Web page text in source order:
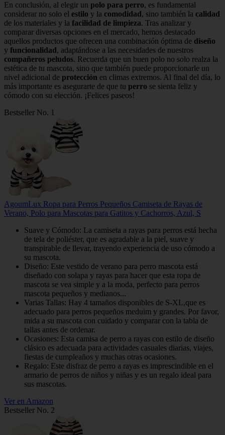
En conclusión, al elegir un polo para perro, es fundamental
considerar no solo el estilo y la comodidad , sino también la calidad
de los materiales y la facilidad de limpieza. Tras analizar y
comparar diversas opciones en el mercado, hemos destacado
aquellos productos que ofrecen una combinación óptima de diseño
y funcionalidad , adaptándose a las necesidades de nuestros
compañeros peludos. Recuerda que un buen polo no solo realza la
estética de tu mascota, sino que también puede proporcionarle un
nivel adicional de protección en climas extremos. Al final del día, lo
más importante es asegurarte de que tu perro se sienta feliz y
cómodo con su elección. ¡Felices paseos!
Bestseller No. 1
AgoumLux Ropa para Perros Pequeños Camiseta de Rayas de
Verano, Polo para Mascotas para Gatitos y Cachorros, Azul, S
Suave y Cómodo: La camiseta a rayas para perros está hecha
de tela de poliéster, que es agradable a la piel, suave y
transpirable de llevar, trayendo experiencia de uso cómodo a
su mascota.
Diseño: Este vestido de verano para perro mascota está
diseñado con solapa y rayas para hacer que esta ropa de
mascota se vea simple y a la moda, perfecto para perros
mascota pequeños y medianos...
Varias Tallas: Hay 4 tamaños disponibles de S-XL,que es
adecuado para perros pequeños meduim y grandes. Por favor,
mida a su mascota con cuidado y comparar con la tabla de
tallas antes de ordenar.
Ocasiones: Esta camisa de perro a rayas con estilo de diseño
clásico es adecuada para actividades casuales diarias, viajes,
fiestas de cumpleaños y muchas otras ocasiones.
Regalo: Este disfraz de perro a rayas es imprescindible en el
armario de perros de niños y niñas y es un regalo ideal para
sus mascotas.
Ver en Amazon
Bestseller No. 2